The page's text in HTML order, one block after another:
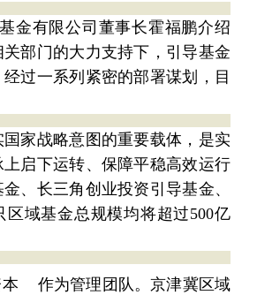
金有限公司董事长霍福鹏介绍
部门的大力支持下，引导基金
过一系列紧密的部署谋划，目
家战略意图的重要载体，是实
启下运转、保障平稳高效运行
、长三角创业投资引导基金、
域基金总规模均将超过500亿
作为管理团队。京津冀区域